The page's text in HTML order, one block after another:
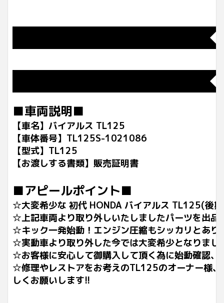
■車両説明■
【車名】バイアルス TL125
【車体番号】TL125S-1021086
【型式】TL125
【お渡しする書類】販売証明書
■アピールポイント■
☆大変希少な 初代 HONDA バイアルス TL125(後
☆上記車両より取り外しいたしましたパーツを出品
☆キック一発始動！エンジン圧縮もシッカリとあり
☆実動車より取り外した今では大変希少となりま
☆お客様に安心して御購入して頂く為に始動確認、
☆修理やレストアをお考えのTL125のオーナー様
しくお願いします!!